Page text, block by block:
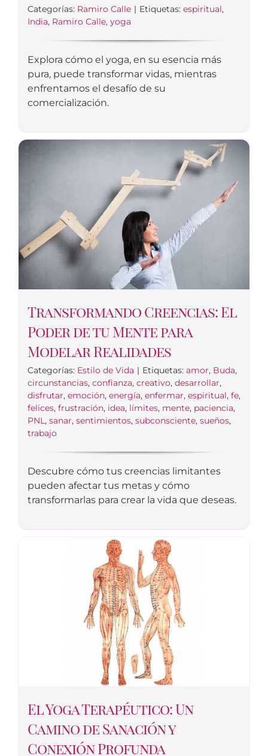
Categorías: Ramiro Calle | Etiquetas: espiritual,
India, Ramiro Calle, yoga
Explora cómo el yoga, en su esencia más
pura, puede transformar vidas, mientras
enfrentamos el desafío de su
comercialización.
Transformando Creencias: El
Poder de tu Mente para
Modelar Realidades
Categorías: Estilo de Vida | Etiquetas: amor, Buda,
circunstancias, confianza, creativo, desarrollar,
disfrutar, emoción, energía, enfermar, espiritual, fe,
felices, frustración, idea, límites, mente, paciencia,
PNL, sanar, sentimientos, subconsciente, sueños,
trabajo
Descubre cómo tus creencias limitantes
pueden afectar tus metas y cómo
transformarlas para crear la vida que deseas.
El Yoga Terapéutico: Un
Camino de Sanación y
Conexión Profunda